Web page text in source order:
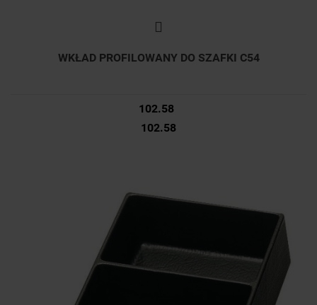
WKŁAD PROFILOWANY DO SZAFKI C54
102.58
102.58